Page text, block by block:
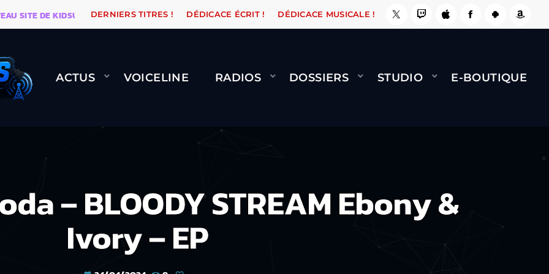
DE KIDSUNE WARÉTRO ORANGE ROAD QUI PASSE, ÇA LE FAIT ! NAMI BERNARD MINET -
DERNIERS TITRES ! DÉDICACE ÉCRIT ! DÉDICACE MUSICALE !
ACTUS VOICELINE RADIOS DOSSIERS STUDIO E-BOUTIQUE
– BLOODY STREAM Ebony &
Ivory – EP